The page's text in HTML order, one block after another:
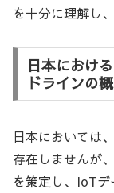
を十分に理解し
日本におけ
ドラインの
日本においては
存在しませんが
を策定し、IoTデ